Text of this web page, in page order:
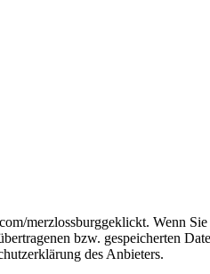
merzlossburggeklickt. Wenn
bzw. gespeicherten
des Anbieters.